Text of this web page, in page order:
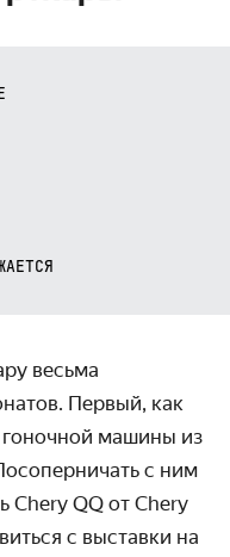
весьма
Первый, как
гоночной машины из
с ним
QQ от Chery
с выставки на